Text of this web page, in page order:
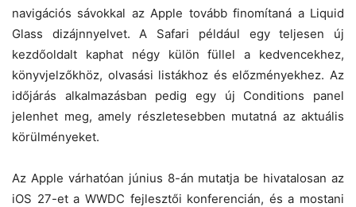
navigációs sávokkal az Apple tovább finomítaná a Liquid
Glass dizájnnyelvet. A Safari például egy teljesen új
kezdőoldalt kaphat négy külön füllel a kedvencekhez,
könyvjelzőkhöz, olvasási listákhoz és előzményekhez. Az
időjárás alkalmazásban pedig egy új Conditions panel
jelenhet meg, amely részletesebben mutatná az aktuális
körülményeket.
Az Apple várhatóan június 8-án mutatja be hivatalosan az
iOS 27-et a WWDC fejlesztői konferencián, és a mostani